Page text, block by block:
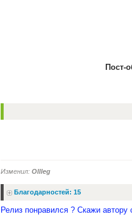
Пост-
Изменил: Ollleg
Благодарностей: 15
Релиз понравился ? Скажи автору